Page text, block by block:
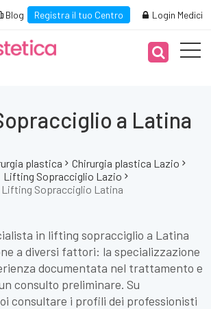
Blog Registra il tuo Centro Login Medici
a Latina
plastica
Chirurgia plastica Lazio
Lifting Sopracciglio Lazio
Lifting Sopracciglio Latina
in lifting sopracciglio a Latina
a diversi fattori: la specializzazione
documentata nel trattamento e
consulto preliminare. Su
consultare i profili dei professionisti